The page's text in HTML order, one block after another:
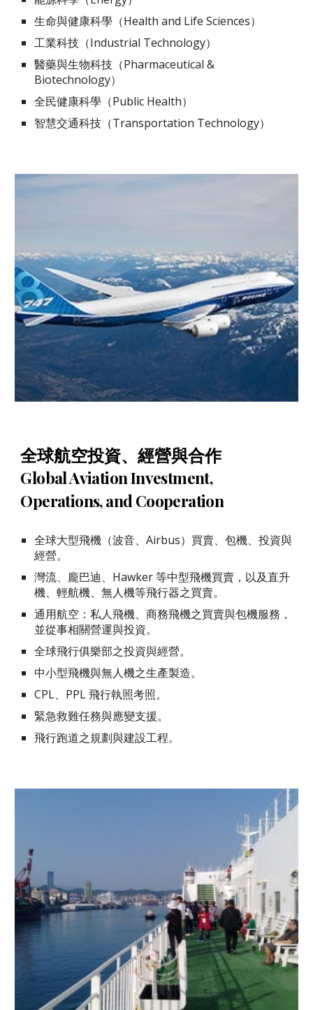
生命與健康科學（Health and Life Sciences）
工業科技（Industrial Technology）
醫藥與生物科技（Pharmaceutical &
Biotechnology）
全民健康科學（Public Health）
智慧交通科技（Transportation Technology）
全球航空投資、經營與合作
Global Aviation Investment,
Operations, and Cooperation
全球大型飛機（波音、Airbus）買賣、包機、投資與
經營。
灣流、龐巴迪、Hawker 等中型飛機買賣，以及直升
機、輕航機、無人機等飛行器之買賣。
通用航空：私人飛機、商務飛機之買賣與包機服務，
並從事相關營運與投資。
全球飛行俱樂部之投資與經營。
中小型飛機與無人機之生產製造。
CPL、PPL 飛行執照考照。
緊急救難任務與應變支援。
飛行跑道之規劃與建設工程。